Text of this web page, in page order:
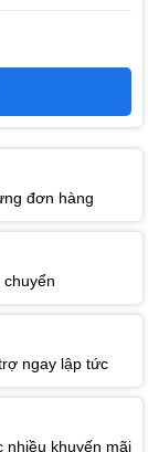
đơn hàng
ngay lập tức
khuyến mãi